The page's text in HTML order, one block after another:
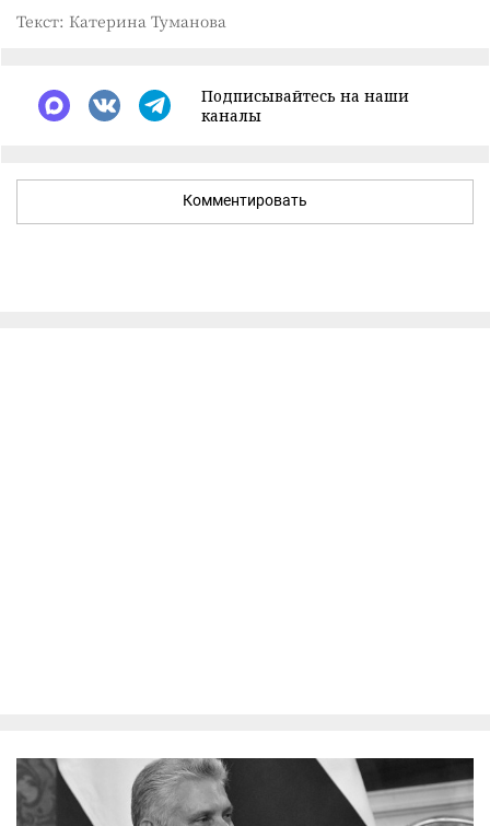
Текст: Катерина Туманова
Подписывайтесь на наши
каналы
Комментировать